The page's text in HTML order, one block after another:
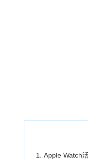
Apple Watch